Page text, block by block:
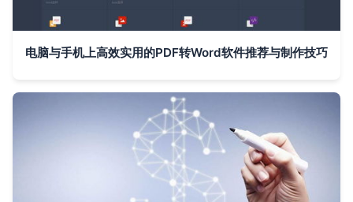
电脑与手机上高效实用的PDF转Word软件推荐与制作技巧